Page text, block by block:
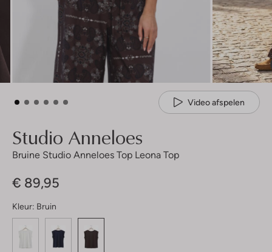
Video afspelen
Studio Anneloes
Bruine Studio Anneloes Top Leona Top
€ 89,95
Kleur: Bruin